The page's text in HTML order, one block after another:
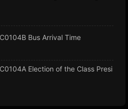
Bus Arrival Time
Election of the Class Presi